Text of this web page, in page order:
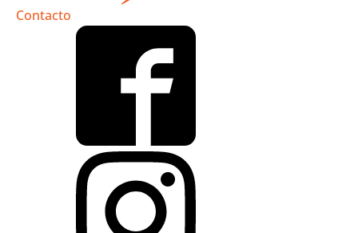
Contacto